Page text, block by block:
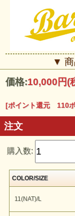
■■■BARNS■■■
一日に30枚しか編む
れを動かす職人の確
て大切に裁断し、今
縫い上げ、長時間の
選び、守り続けてい
▼ 商
価格:10,000円(
[ポイント還元 110
注文
購入数:
COLOR/SIZE
11(NAT)/L